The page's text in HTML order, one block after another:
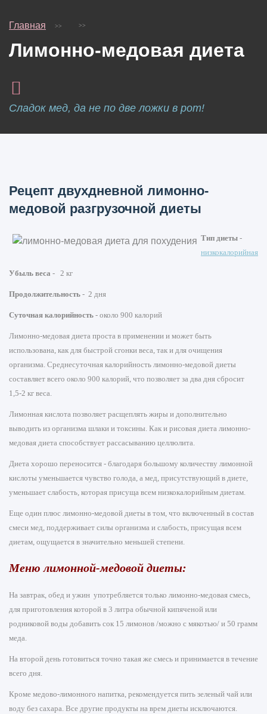
Главная
Лимонно-медовая диета
Сладок мед, да не по две ложки в рот!
Рецепт двухдневной лимонно-
медовой разгрузочной диеты
Тип диеты -
низкокалорийная
Убыль веса - 2 кг
Продолжительность - 2 дня
Суточная калорийность - около 900 калорий
Лимонно-медовая диета проста в применении и может быть
использована, как для быстрой сгонки веса, так и для очищения
организма. Среднесуточная калорийность лимонно-медовой диеты
составляет всего около 900 калорий, что позволяет за два дня сбросит
1,5-2 кг веса.
Лимонная кислота позволяет расщеплять жиры и дополнительно
выводить из организма шлаки и токсины. Как и рисовая диета лимонно-
медовая диета способствует рассасыванию целлюлита.
Диета хорошо переносится - благодаря большому количеству лимонной
кислоты уменьшается чувство голода, а мед, присутствующий в диете,
уменьшает слабость, которая присуща всем низкокалорийным диетам.
Еще один плюс лимонно-медовой диеты в том, что включенный в состав
смеси мед, поддерживает силы организма и слабость, присущая всем
диетам, ощущается в значительно меньшей степени.
Меню лимонной-медовой диеты:
На завтрак, обед и ужин употребляется только лимонно-медовая смесь,
для приготовления которой в 3 литра обычной кипяченой или
родниковой воды добавить сок 15 лимонов /можно с мякотью/ и 50 грамм
меда.
На второй день готовиться точно такая же смесь и принимается в течение
всего дня.
Кроме медово-лимонного напитка, рекомендуется пить зеленый чай или
воду без сахара. Все другие продукты на врем диеты исключаются.